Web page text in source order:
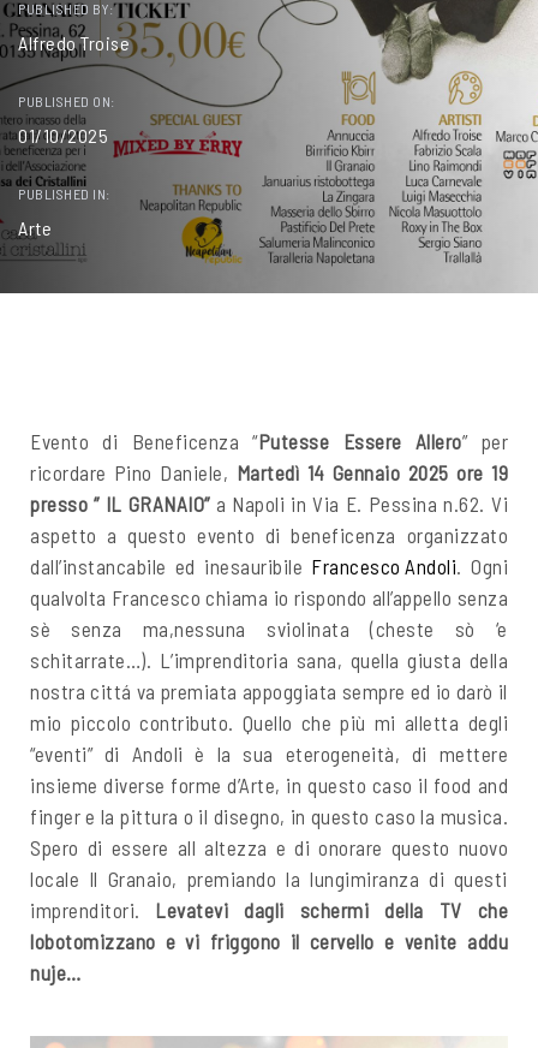
PUBLISHED BY:
Alfredo Troise
PUBLISHED ON:
01/10/2025
PUBLISHED IN:
Arte
Evento di Beneficenza “Putesse Essere Allero” per
ricordare Pino Daniele, Martedì 14 Gennaio 2025 ore 19
presso ” IL GRANAIO”a Napoli in Via E. Pessina n.62. Vi
aspetto a questo evento di beneficenza organizzato
dall’instancabile ed inesauribile Francesco Andoli. Ogni
qualvolta Francesco chiama io rispondo all’appello senza
sè senza ma,nessuna sviolinata (cheste sò ‘e
schitarrate…). L’imprenditoria sana, quella giusta della
nostra cittá va premiata appoggiata sempre ed io darò il
mio piccolo contributo. Quello che più mi alletta degli
“eventi” di Andoli è la sua eterogeneità, di mettere
insieme diverse forme d’Arte, in questo caso il food and
finger e la pittura o il disegno, in questo caso la musica.
Spero di essere all altezza e di onorare questo nuovo
locale Il Granaio, premiando la lungimiranza di questi
imprenditori. Levatevi dagli schermi della TV che
lobotomizzano e vi friggono il cervello e venite addu
nuje…